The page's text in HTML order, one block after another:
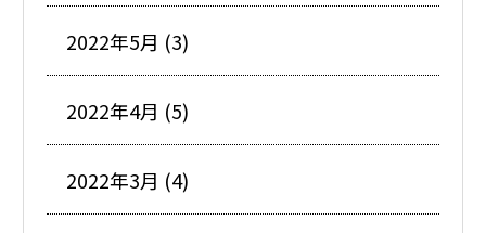
2022年5月 (3)
2022年4月 (5)
2022年3月 (4)